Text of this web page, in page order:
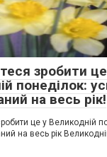
зробити
понеділок:
на весь рік!
це у Великодній
на весь рік